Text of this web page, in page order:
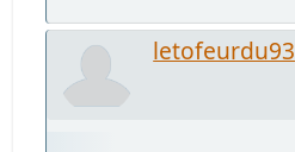
letofeurdu93